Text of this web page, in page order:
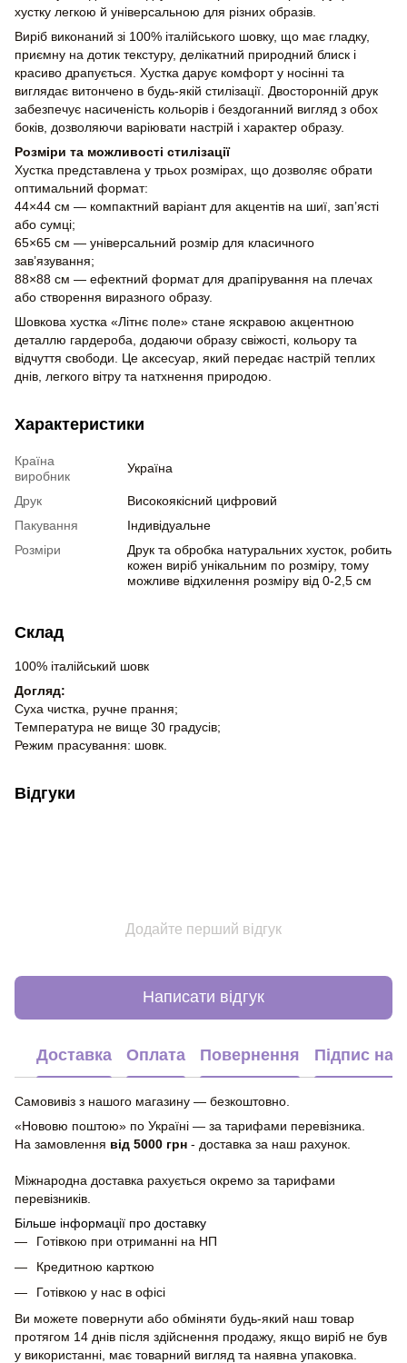
хустку легкою й універсальною для різних образів.
Виріб виконаний зі 100% італійського шовку, що має гладку,
приємну на дотик текстуру, делікатний природний блиск і
красиво драпується. Хустка дарує комфорт у носінні та
виглядає витончено в будь-якій стилізації. Двосторонній друк
забезпечує насиченість кольорів і бездоганний вигляд з обох
боків, дозволяючи варіювати настрій і характер образу.
Розміри та можливості стилізації
Хустка представлена у трьох розмірах, що дозволяє обрати
оптимальний формат:
44×44 см — компактний варіант для акцентів на шиї, зап’ясті
або сумці;
65×65 см — універсальний розмір для класичного
зав’язування;
88×88 см — ефектний формат для драпірування на плечах
або створення виразного образу.
Шовкова хустка «Літнє поле» стане яскравою акцентною
деталлю гардероба, додаючи образу свіжості, кольору та
відчуття свободи. Це аксесуар, який передає настрій теплих
днів, легкого вітру та натхнення природою.
Характеристики
Країна
виробник
Україна
Друк
Високоякісний цифровий
Пакування
Індивідуальне
Розміри
Друк та обробка натуральних хусток, робить
кожен виріб унікальним по розміру, тому
можливе відхилення розміру від 0-2,5 см
Склад
100% італійський шовк
Догляд:
Суха чистка, ручне прання;
Температура не вище 30 градусів;
Режим прасування: шовк.
Відгуки
Додайте перший відгук
Написати відгук
Доставка Оплата Повернення Підпис на
Самовивіз з нашого магазину — безкоштовно.
«Нововю поштою» по Україні — за тарифами перевізника.
На замовлення від 5000 грн - доставка за наш рахунок.
Міжнародна доставка рахується окремо за тарифами
перевізників.
Більше інформації про доставку
Готівкою при отриманні на НП
Кредитною карткою
Готівкою у нас в офісі
Ви можете повернути або обміняти будь-який наш товар
протягом 14 днів після здійснення продажу, якщо виріб не був
у використанні, має товарний вигляд та наявна упаковка.